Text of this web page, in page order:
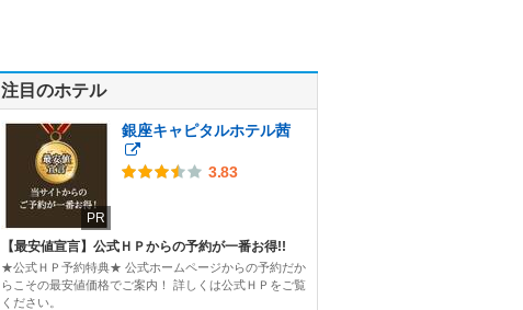
注目のホテル
PR
銀座キャピタルホテル茜
3.83
【最安値宣言】公式ＨＰからの予約が一番お得!!
★公式ＨＰ予約特典★ 公式ホームページからの予約だか
らこその最安値価格でご案内！ 詳しくは公式ＨＰをご覧
ください。